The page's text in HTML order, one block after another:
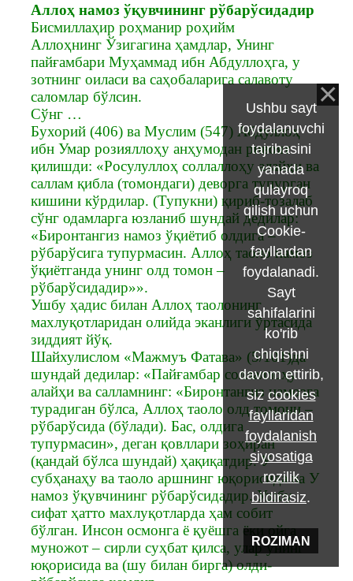
Аллоҳ намоз ўқувчининг рўбарўсидадир
Бисмиллаҳир роҳманир роҳийм
Аллоҳнинг Ўзигагина ҳамдлар, Унинг
пайғамбари Муҳаммад ибн Абдуллоҳга, у
зотнинг оиласи ва саҳобаларига салавоту
саломлар бўлсин.
Сўнг …
Бухорий (406) ва Муслим (547) Абдуллоҳ
ибн Умар розияллоҳу анҳумодан ривоят
қилишди: «Росулуллоҳ соллаллоҳу алайҳи ва
саллам қибла (томондаги) деворга тупурган
кишини кўрдилар. (Тупукни) қириб-тозалаб
сўнг одамларга юзланиб шундай дедилар:
«Биронтангиз намоз ўқиётиб олдига –
рўбарўсига тупурмасин. Аллоҳ таоло намоз
ўқиётганда унинг олд томон –
рўбарўсидадир»».
Ушбу ҳадис билан Аллоҳ таолонинг
махлуқотларидан олийда эканлиги ўртасида
зиддият йўқ.
Шайхулислом «Мажмуъ Фатава» (5/101)да
шундай дедилар: «Пайғамбар соллаллоҳу
алайҳи ва салламнинг: «Биронтангиз намозга
турадиган бўлса, Аллоҳ таоло олд томони –
рўбарўсида (бўлади). Бас, олдига
тупурмасин», деган қовллари зоҳиран
(қандай бўлса шундай) ҳақиқатдир. У
субҳанаҳу ва таоло аршнинг юқорисида ва У
намоз ўқувчининг рўбарўсидадир. Ушбу
сифат ҳатто махлуқотларда ҳам собит
бўлган. Инсон осмонга ё қуёшга ёки ойга
муножот – сирли суҳбат қилса, улар унинг
юқорисида ва (шу билан бирга) олди-
Ushbu sayt
foydalanuvchi
tajribasini
yanada
qulayroq
qilish uchun
Cookie-
fayllardan
foydalanadi.
Sayt
sahifalarini
ko'rib
chiqishni
davom ettirib,
siz cookies
fayllaridan
foydalanish
siyosatiga
rozilik
bildirasiz.
ROZIMAN